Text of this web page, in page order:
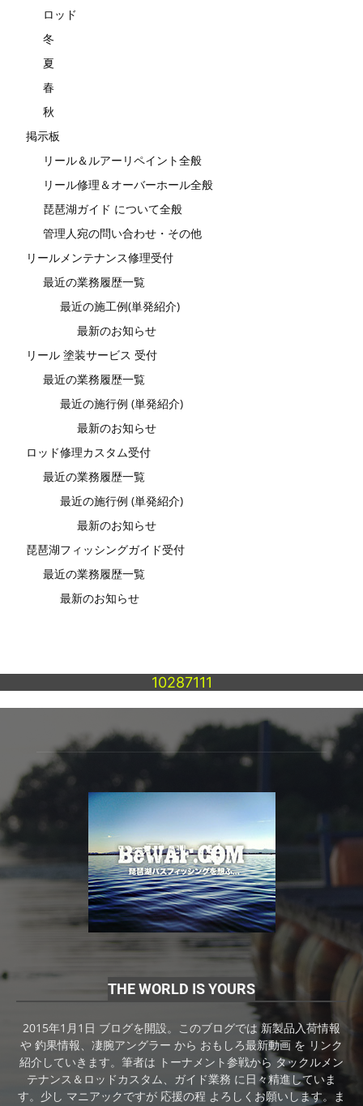
ロッド
冬
夏
春
秋
掲示板
リール＆ルアーリペイント全般
リール修理＆オーバーホール全般
琵琶湖ガイド について全般
管理人宛の問い合わせ・その他
リールメンテナンス修理受付
最近の業務履歴一覧
最近の施工例(単発紹介)
最新のお知らせ
リール 塗装サービス 受付
最近の業務履歴一覧
最近の施行例 (単発紹介)
最新のお知らせ
ロッド修理カスタム受付
最近の業務履歴一覧
最近の施行例 (単発紹介)
最新のお知らせ
琵琶湖フィッシングガイド受付
最近の業務履歴一覧
最新のお知らせ
10287111
THE WORLD IS YOURS
2015年1月1日 ブログを開設。このブログでは 新製品入荷情報
や 釣果情報、凄腕アングラー から おもしろ最新動画 を リンク
紹介していきます。筆者は トーナメント参戦から タックルメン
テナンス＆ロッドカスタム、ガイド業務 に日々精進していま
す。少し マニアックですが 応援の程 よろしくお願いします。ま